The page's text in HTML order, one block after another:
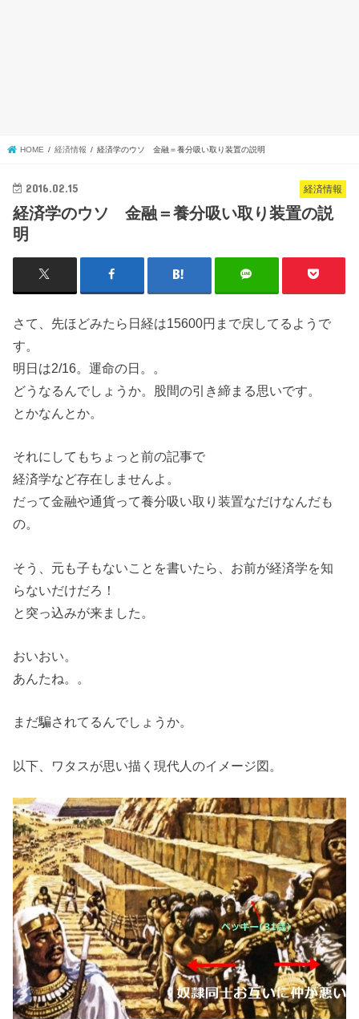
HOME 経済情報 経済学のウソ 金融＝養分吸い取り装置の説明
経済情報
2016.02.15
経済学のウソ 金融＝養分吸い取り装置の説
明
さて、先ほどみたら日経は15600円まで戻してるようで
す。
明日は2/16。運命の日。。
どうなるんでしょうか。股間の引き締まる思いです。
とかなんとか。
それにしてもちょっと前の記事で
経済学など存在しませんよ。
だって金融や通貨って養分吸い取り装置なだけなんだも
の。
そう、元も子もないことを書いたら、お前が経済学を知
らないだけだろ！
と突っ込みが来ました。
おいおい。
あんたね。。
まだ騙されてるんでしょうか。
以下、ワタスが思い描く現代人のイメージ図。